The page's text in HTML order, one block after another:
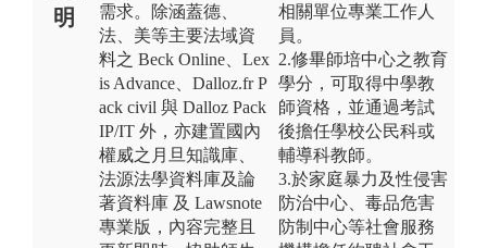
明
需求。除涵蓋德、
法、美等主要法域資
料之 Beck Online、Lex
is Advance、Dalloz.fr P
ack civil 與 Dalloz Pack
IP/IT 外，亦建置國內
權威之月旦知識庫、
法源法學資料庫及論
著資料庫 及 Lawsnote
專業版，內容完整且
相關單位專業工作人
員。
2.修畢師培中心之教育
學分，可取得中學教
師資格，並通過考試
後擔任學校公民科或
輔導科教師。
3.於家庭暴力及性侵害
防治中心、毒品危害
防制中心等社會服務